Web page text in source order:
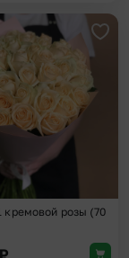
кремовой розы (70